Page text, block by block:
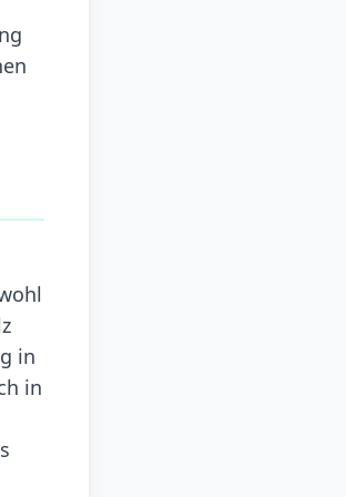
in
in